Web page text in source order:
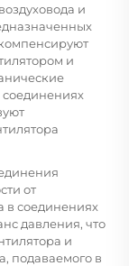
и
и
от
в соединениях
давления, что
и
подаваемого в